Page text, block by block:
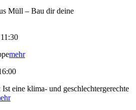
Müll – Bau dir deine
mehr
eine klima- und geschlechtergerechte